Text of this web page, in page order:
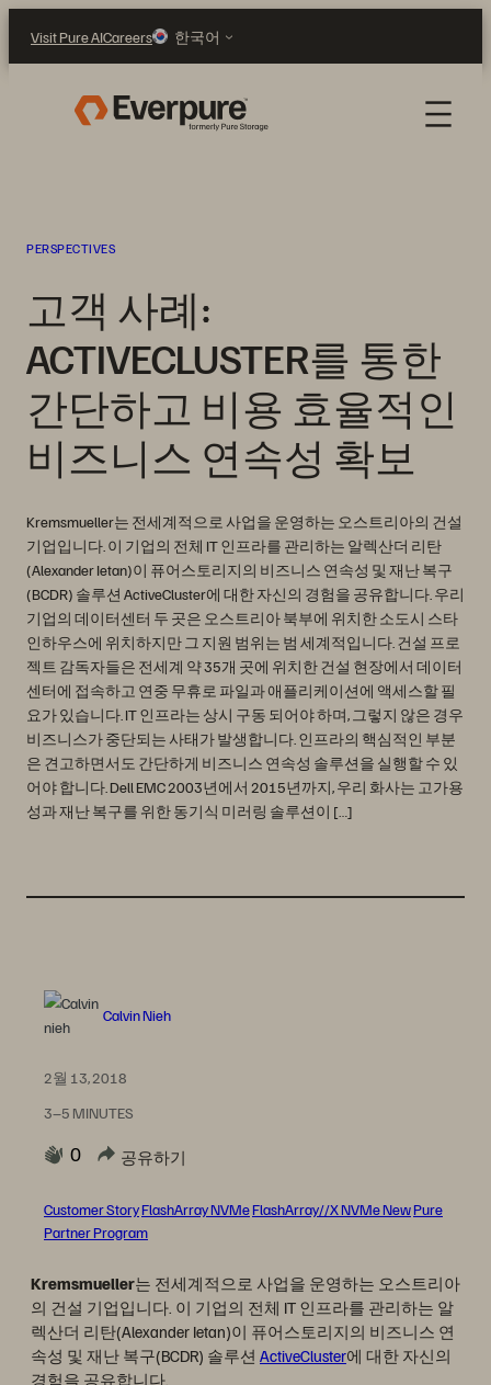
츠
Visit Pure AICareers 한국어
PERSPECTIVES
고객 사례:
ACTIVECLUSTER를 통한
간단하고 비용 효율적인
비즈니스 연속성 확보
Kremsmueller는 전세계적으로 사업을 운영하는 오스트리아의 건설
기업입니다. 이 기업의 전체 IT 인프라를 관리하는 알렉산더 리탄
(Alexander Ietan)이 퓨어스토리지의 비즈니스 연속성 및 재난 복구
(BCDR) 솔루션 ActiveCluster에 대한 자신의 경험을 공유합니다. 우리
기업의 데이터센터 두 곳은 오스트리아 북부에 위치한 소도시 스타
인하우스에 위치하지만 그 지원 범위는 범 세계적입니다. 건설 프로
젝트 감독자들은 전세계 약 35개 곳에 위치한 건설 현장에서 데이터
센터에 접속하고 연중 무휴로 파일과 애플리케이션에 액세스할 필
요가 있습니다. IT 인프라는 상시 구동 되어야 하며, 그렇지 않은 경우
비즈니스가 중단되는 사태가 발생합니다. 인프라의 핵심적인 부분
은 견고하면서도 간단하게 비즈니스 연속성 솔루션을 실행할 수 있
어야 합니다. Dell EMC 2003년에서 2015년까지, 우리 화사는 고가용
성과 재난 복구를 위한 동기식 미러링 솔루션이 […]
Calvin Nieh
2월 13, 2018
3–5 MINUTES
0 공유하기
Customer StoryFlashArray NVMeFlashArray//X NVMe NewPure
Partner Program
Kremsmueller는 전세계적으로 사업을 운영하는 오스트리아
의 건설 기업입니다. 이 기업의 전체 IT 인프라를 관리하는 알
렉산더 리탄(Alexander Ietan)이 퓨어스토리지의 비즈니스 연
속성 및 재난 복구(BCDR) 솔루션 ActiveCluster에 대한 자신의
경험을 공유합니다.